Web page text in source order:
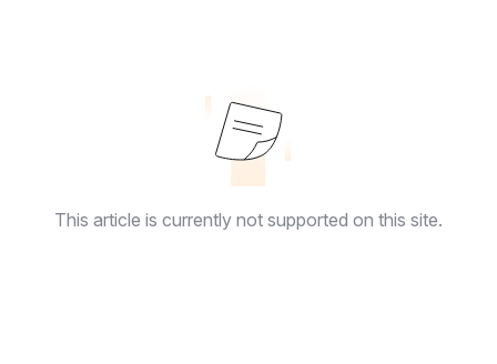
This article is currently not supported on this site.